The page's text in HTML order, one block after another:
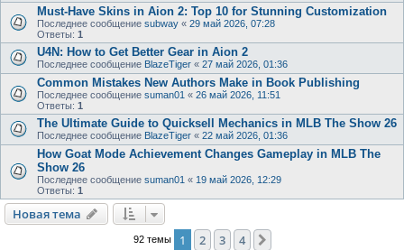
Must-Have Skins in Aion 2: Top 10 for Stunning Customization
Последнее сообщение subway « 29 май 2026, 07:28
Ответы: 1
U4N: How to Get Better Gear in Aion 2
Последнее сообщение BlazeTiger « 27 май 2026, 01:36
Common Mistakes New Authors Make in Book Publishing
Последнее сообщение suman01 « 26 май 2026, 11:51
Ответы: 1
The Ultimate Guide to Quicksell Mechanics in MLB The Show 26
Последнее сообщение BlazeTiger « 22 май 2026, 01:36
How Goat Mode Achievement Changes Gameplay in MLB The
Show 26
Последнее сообщение suman01 « 19 май 2026, 12:29
Ответы: 1
Новая тема
92 темы 1 2 3 4